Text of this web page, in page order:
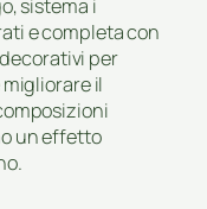
sistema i
e completa con
per
il
un effetto